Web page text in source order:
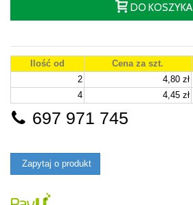
DO KOSZYKA
Ilość od Cena za szt.
2
4,80 zł
4
4,45 zł
697 971 745
Zapytaj o produkt